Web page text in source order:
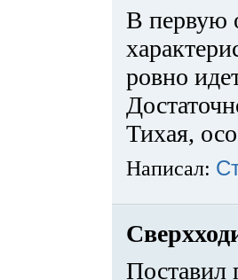
В первую
ровно
Тихая,
Написал:
Поставил